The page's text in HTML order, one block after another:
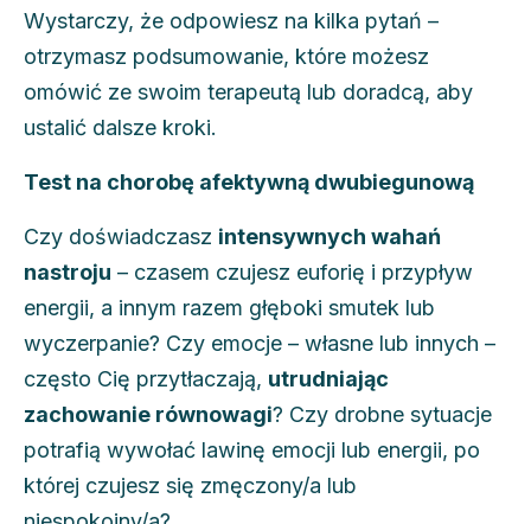
Wystarczy, że odpowiesz na kilka pytań –
otrzymasz podsumowanie, które możesz
omówić ze swoim terapeutą lub doradcą, aby
ustalić dalsze kroki.
Test na chorobę afektywną dwubiegunową
Czy doświadczasz intensywnych wahań
nastroju – czasem czujesz euforię i przypływ
energii, a innym razem głęboki smutek lub
wyczerpanie? Czy emocje – własne lub innych –
często Cię przytłaczają, utrudniając
zachowanie równowagi? Czy drobne sytuacje
potrafią wywołać lawinę emocji lub energii, po
której czujesz się zmęczony/a lub